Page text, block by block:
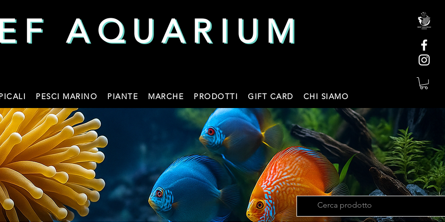
AQUARIUM
AQUARIUM
PESCI MARINO PIANTE MARCHE PRODOTTI GIFT CARD CHI SIAMO